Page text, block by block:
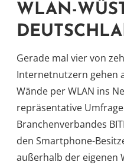
WLAN-
Gerade mal vier von
Internetnutzern gehen
Wände per WLAN ins
repräsentative
Branchenverbandes
den Smartphone-
außerhalb der eigenen